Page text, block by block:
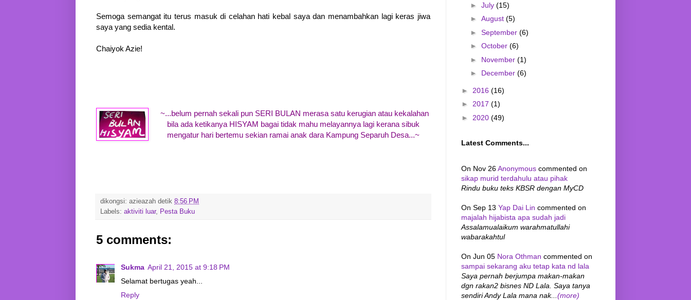
Semoga semangat itu terus masuk di celahan hati kebal saya dan menambahkan lagi keras jiwa
saya yang sedia kental.
Chaiyok Azie!
~...belum pernah sekali pun SERI BULAN merasa satu kerugian atau kekalahan
bila ada ketikanya HISYAM bagai tidak mahu melayannya lagi kerana sibuk
mengatur hari bertemu sekian ramai anak dara Kampung Separuh Desa...~
dikongsi: azieazah detik 8:56 PM
Labels: aktiviti luar, Pesta Buku
5 comments:
Sukma April 21, 2015 at 9:18 PM
Selamat bertugas yeah...
Reply
► July (15)
► August (5)
► September (6)
► October (6)
► November (1)
► December (6)
► 2016 (16)
► 2017 (1)
► 2020 (49)
Latest Comments...
On Nov 26Anonymous commented on
sikap murid terdahulu atau pihak
Rindu buku teks KBSR dengan MyCD
On Sep 13 Yap Dai Lin commented on
majalah hijabista apa sudah jadi
Assalamualaikum warahmatullahi
wabarakahtul
On Jun 05 Nora Othman commented on
sampai sekarang aku tetap kata nd lala
Saya pernah berjumpa makan-makan
dgn rakan2 bisnes ND Lala. Saya tanya
sendiri Andy Lala mana nak... (more)